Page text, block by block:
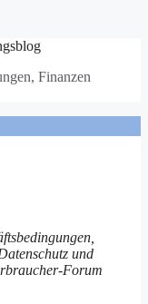
Finanzen
und
Forum